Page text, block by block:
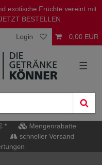
exotische Früchte vereint mit
BESTELLEN
Login 0,00 EUR
☰
*
Mengenrabatte
schneller Versand